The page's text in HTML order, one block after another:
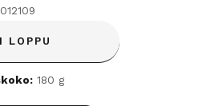
LOPPU
180 g